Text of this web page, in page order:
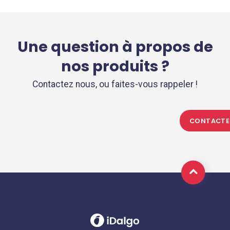
Une question à propos de
nos produits ?
Contactez nous, ou faites-vous rappeler !